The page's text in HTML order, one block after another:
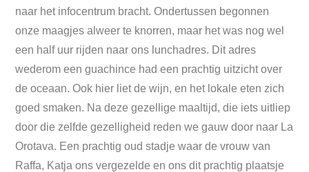
naar het infocentrum bracht. Ondertussen begonnen
onze maagjes alweer te knorren, maar het was nog wel
een half uur rijden naar ons lunchadres. Dit adres
wederom een guachince had een prachtig uitzicht over
de oceaan. Ook hier liet de wijn, en het lokale eten zich
goed smaken. Na deze gezellige maaltijd, die iets uitliep
door die zelfde gezelligheid reden we gauw door naar La
Orotava. Een prachtig oud stadje waar de vrouw van
Raffa, Katja ons vergezelde en ons dit prachtig plaatsje